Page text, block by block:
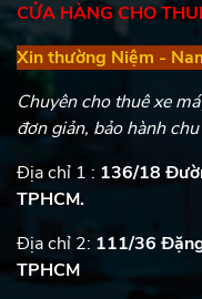
CỬA HÀNG CHO
Xin thường Niệm -
Chuyên cho thuê xe
đơn giản, bảo hành
Địa chỉ 1 : 136/18
TPHCM.
Địa chỉ 2: 111/36
TPHCM